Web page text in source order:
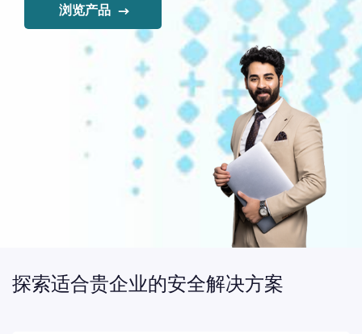
浏览产品
探索适合贵企业的安全解决方案